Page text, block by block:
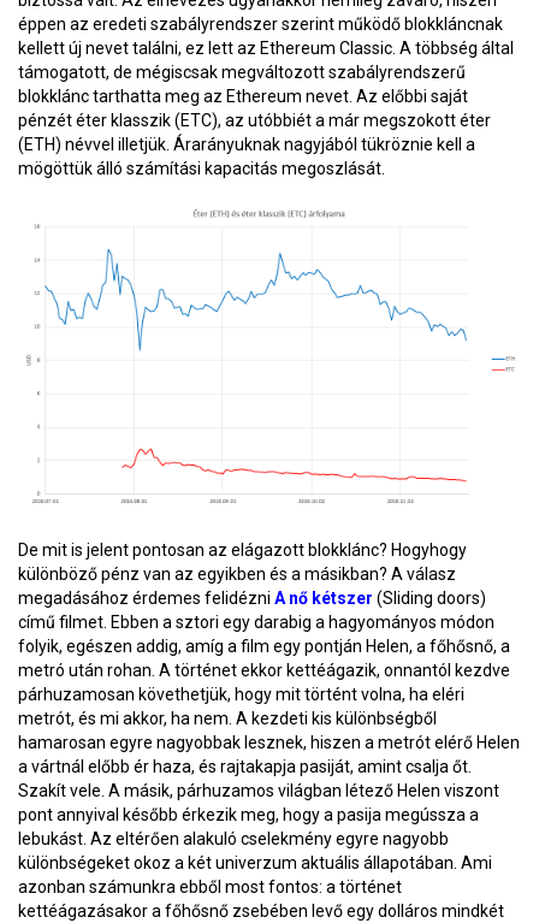
éppen az eredeti szabályrendszer szerint működő blokkláncnak
kellett új nevet találni, ez lett az Ethereum Classic. A többség által
támogatott, de mégiscsak megváltozott szabályrendszerű
blokklánc tarthatta meg az Ethereum nevet. Az előbbi saját
pénzét éter klasszik (ETC), az utóbbiét a már megszokott éter
(ETH) névvel illetjük. Árarányuknak nagyjából tükröznie kell a
mögöttük álló számítási kapacitás megoszlását.
De mit is jelent pontosan az elágazott blokklánc? Hogyhogy
különböző pénz van az egyikben és a másikban? A válasz
megadásához érdemes felidézni A nő kétszer (Sliding doors)
című filmet. Ebben a sztori egy darabig a hagyományos módon
folyik, egészen addig, amíg a film egy pontján Helen, a főhősnő, a
metró után rohan. A történet ekkor kettéágazik, onnantól kezdve
párhuzamosan követhetjük, hogy mit történt volna, ha eléri
metrót, és mi akkor, ha nem. A kezdeti kis különbségből
hamarosan egyre nagyobbak lesznek, hiszen a metrót elérő Helen
a vártnál előbb ér haza, és rajtakapja pasiját, amint csalja őt.
Szakít vele. A másik, párhuzamos világban létező Helen viszont
pont annyival később érkezik meg, hogy a pasija megússza a
lebukást. Az eltérően alakuló cselekmény egyre nagyobb
különbségeket okoz a két univerzum aktuális állapotában. Ami
azonban számunkra ebből most fontos: a történet
kettéágazásakor a főhősnő zsebében levő egy dolláros mindkét